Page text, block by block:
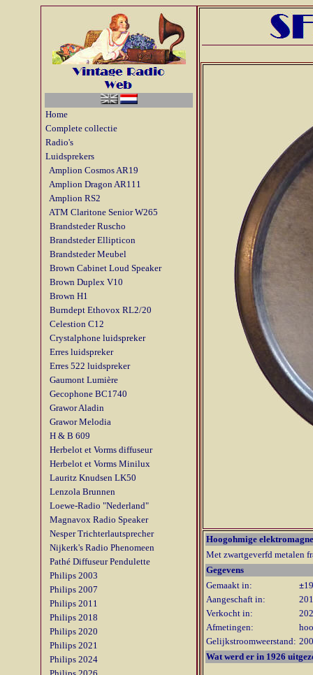
Home
Complete collectie
Radio's
Luidsprekers
Amplion Cosmos AR19
Amplion Dragon AR111
Amplion RS2
ATM Claritone Senior W265
Brandsteder Ruscho
Brandsteder Ellipticon
Brandsteder Meubel
Brown Cabinet Loud Speaker
Brown Duplex V10
Brown H1
Burndept Ethovox RL2/20
Celestion C12
Crystalphone luidspreker
Erres luidspreker
Erres 522 luidspreker
Gaumont Lumière
Gecophone BC1740
Grawor Aladin
Grawor Melodia
H & B 609
Herbelot et Vorms diffuseur
Herbelot et Vorms Minilux
Lauritz Knudsen LK50
Lenzola Brunnen
Loewe-Radio "Nederland"
Magnavox Radio Speaker
Nesper Trichterlautsprecher
Nijkerk's Radio Phenomeen
Pathé Diffuseur Pendulette
Philips 2003
Philips 2007
Philips 2011
Philips 2018
Philips 2020
Philips 2021
Philips 2024
Hoogohmige
Met zwartgeverfd metalen
Gegevens
Gemaakt in:
±
Aangeschaft in:
Verkocht in:
Afmetingen:
Gelijkstroomweerstand:
Wat werd er in 1926